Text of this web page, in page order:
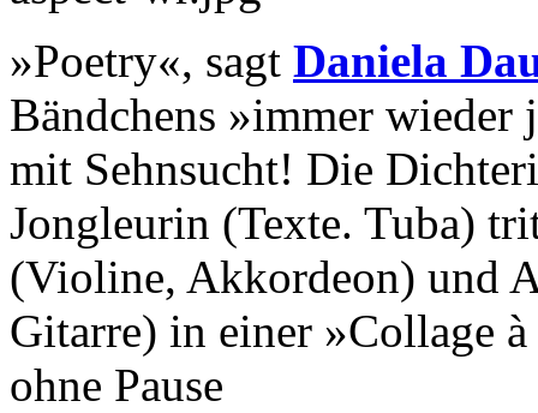
»Poetry«, sagt Daniela
Bändchens »immer wieder
mit Sehnsucht! Die
Jongleurin (Texte. Tuba)
(Violine, Akkordeon) und
Gitarre) in einer »Collage
ohne Pause